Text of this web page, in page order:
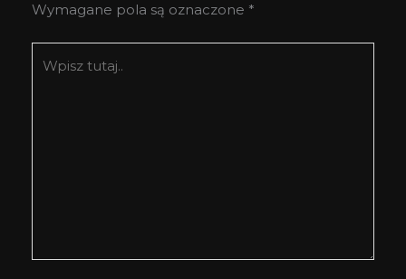
Wymagane pola są oznaczone *
tutaj..